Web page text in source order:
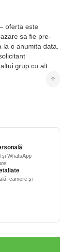
oferta este
sa fie pre-
o anumita data.
grup cu alt
și WhatsApp
camere și